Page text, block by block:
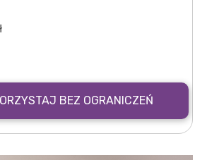
BEZ OGRANICZEŃ